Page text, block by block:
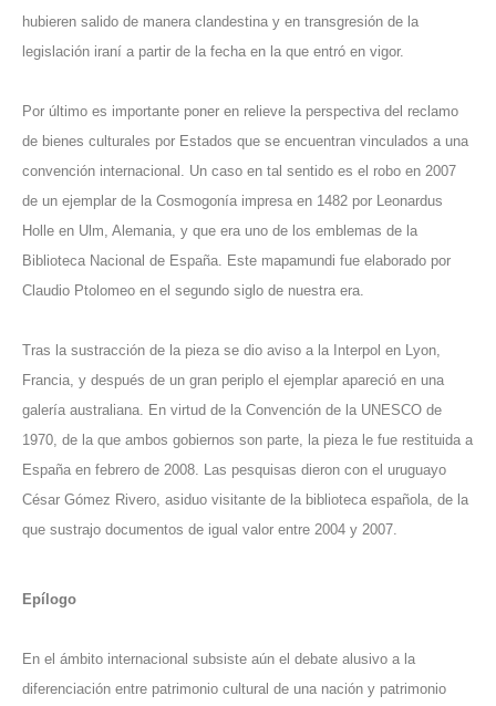
hubieren salido de manera clandestina y en transgresión de la
legislación iraní a partir de la fecha en la que entró en vigor.
Por último es importante poner en relieve la perspectiva del reclamo
de bienes culturales por Estados que se encuentran vinculados a una
convención internacional. Un caso en tal sentido es el robo en 2007
de un ejemplar de la Cosmogonía impresa en 1482 por Leonardus
Holle en Ulm, Alemania, y que era uno de los emblemas de la
Biblioteca Nacional de España. Este mapamundi fue elaborado por
Claudio Ptolomeo en el segundo siglo de nuestra era.
Tras la sustracción de la pieza se dio aviso a la Interpol en Lyon,
Francia, y después de un gran periplo el ejemplar apareció en una
galería australiana. En virtud de la Convención de la UNESCO de
1970, de la que ambos gobiernos son parte, la pieza le fue restituida a
España en febrero de 2008. Las pesquisas dieron con el uruguayo
César Gómez Rivero, asiduo visitante de la biblioteca española, de la
que sustrajo documentos de igual valor entre 2004 y 2007.
Epílogo
En el ámbito internacional subsiste aún el debate alusivo a la
diferenciación entre patrimonio cultural de una nación y patrimonio